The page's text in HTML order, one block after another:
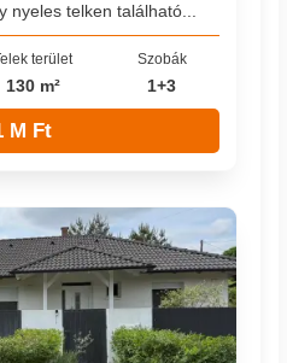
nyeles telken található...
terület
130 m²
Szobák
1+3
M Ft